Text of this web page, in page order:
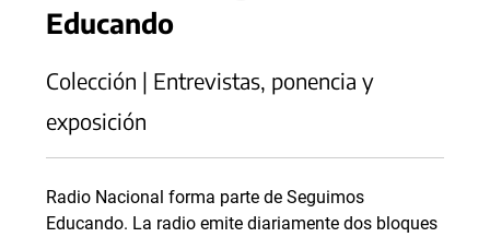
Educando
Colección | Entrevistas, ponencia y
exposición
Radio Nacional forma parte de Seguimos
Educando. La radio emite diariamente dos bloques